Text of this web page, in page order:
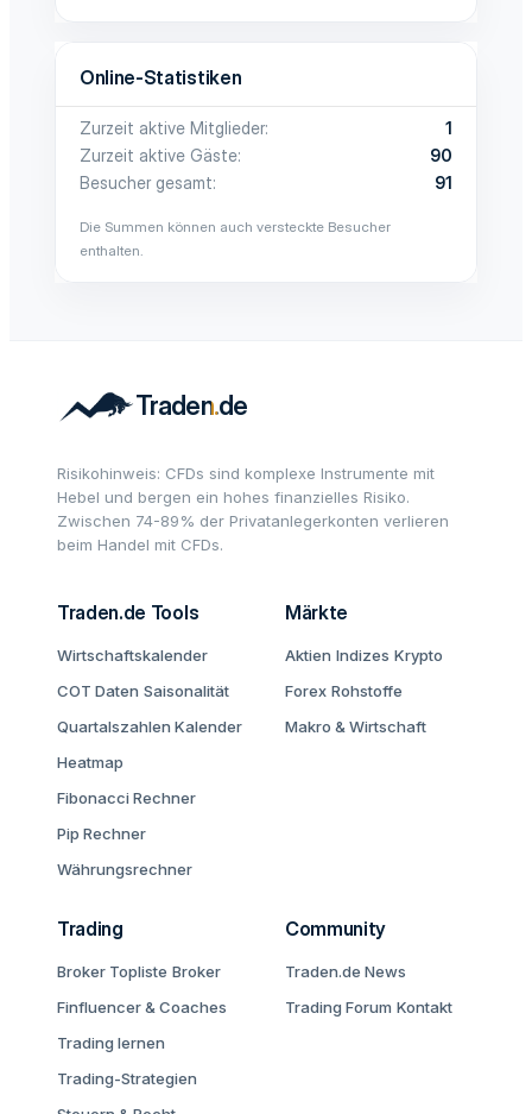
Online-Statistiken
Zurzeit aktive Mitglieder
1
Zurzeit aktive Gäste
90
Besucher gesamt
91
Die Summen können auch versteckte Besucher
enthalten.
Risikohinweis: CFDs sind komplexe Instrumente mit
Hebel und bergen ein hohes finanzielles Risiko.
Zwischen 74-89% der Privatanlegerkonten verlieren
beim Handel mit CFDs.
Traden.de Tools
Wirtschaftskalender
COT Daten Saisonalität
Quartalszahlen Kalender
Heatmap
Fibonacci Rechner
Pip Rechner
Währungsrechner
Märkte
Aktien Indizes Krypto
Forex Rohstoffe
Makro & Wirtschaft
Trading
Broker Topliste Broker
Finfluencer & Coaches
Trading lernen
Trading-Strategien
Community
Traden.de News
Trading Forum Kontakt